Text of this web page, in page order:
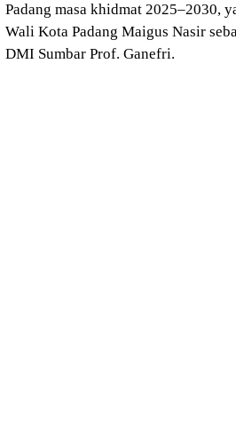
Padang masa khidmat 2025–2030,
Wali Kota Padang Maigus Nasir
DMI Sumbar Prof. Ganefri.